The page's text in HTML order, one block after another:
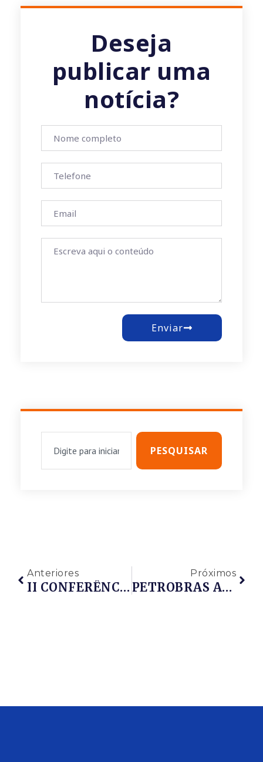
Deseja
publicar uma
notícia?
Enviar
PESQUISAR
Anteriores
II CONFERÊNCIA E ENCONTRO DE NEGÓCIOS DO SETOR DE PETRÓLEO DO SUL E SUDESTE – PETROSUL 2017
Próximos
PETROBRAS ABRE CAMINHO PARA NOVOS OPERADORES